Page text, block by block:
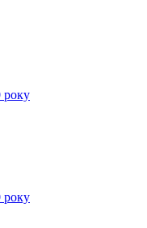
року
року